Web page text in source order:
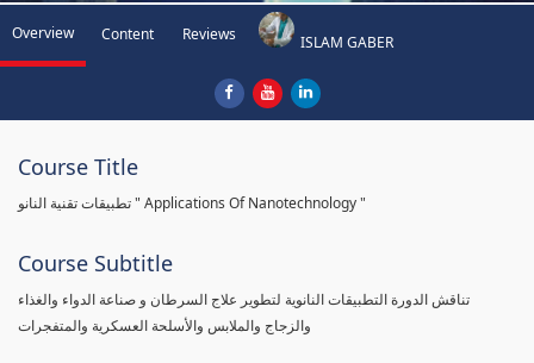
Overview Content Reviews ISLAM GABER
Course Title
تطبيقات تقنية النانو " Applications Of Nanotechnology "
Course Subtitle
تناقش الدورة التطبيقات النانوية لتطوير علاج السرطان و صناعة الدواء والغذاء
والزجاج والملابس والأسلحة العسكرية والمتفجرات